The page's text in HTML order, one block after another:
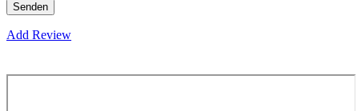
Add Review